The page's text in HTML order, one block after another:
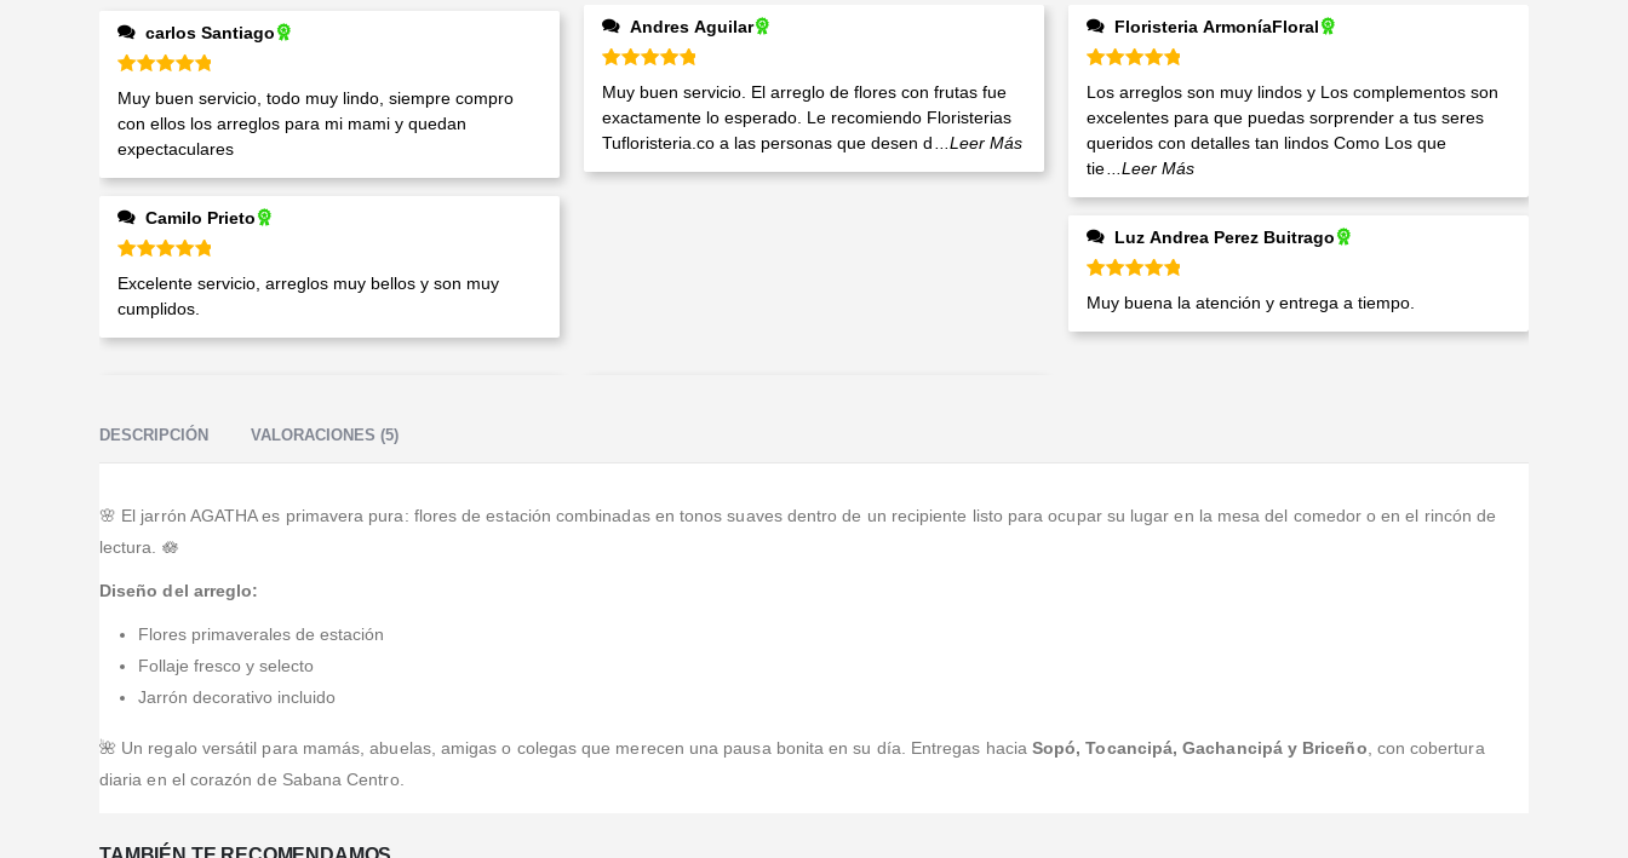
carlos Santiago
Valorado en 5 de 5
Muy buen servicio, todo muy lindo, siempre compro
con ellos los arreglos para mi mami y quedan
expectaculares
Camilo Prieto
Valorado en 5 de 5
Excelente servicio, arreglos muy bellos y son muy
cumplidos.
Andres Aguilar
Valorado en 5 de 5
Muy buen servicio. El arreglo de flores con frutas fue
exactamente lo esperado. Le recomiendo Floristerias
Tufloristeria.co a las personas que desen d...Leer Más
Floristeria ArmoníaFloral
Valorado en
Los arreglos son muy lindos y Los complementos son
excelentes para que puedas sorprender a tus seres
queridos con detalles tan lindos Como Los que
tie...Leer Más
Luz Andrea Perez Buitrago
Valorado en de 5
Muy buena la atención y entrega a tiempo.
DESCRIPCIÓN VALORACIONES (5)
🌸 El jarrón AGATHA es primavera pura: flores de estación combinadas en tonos suaves dentro de un recipiente listo para ocupar su lugar en la mesa del comedor o en el rincón de
lectura. 🪷
Diseño del arreglo:
Flores primaverales de estación
Follaje fresco y selecto
Jarrón decorativo incluido
🌺 Un regalo versátil para mamás, abuelas, amigas o colegas que merecen una pausa bonita en su día. Entregas hacia Sopó, Tocancipá, Gachancipá y Briceño, con cobertura
diaria en el corazón de Sabana Centro.